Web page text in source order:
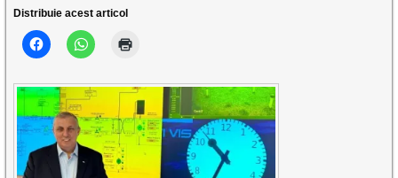
Distribuie acest articol